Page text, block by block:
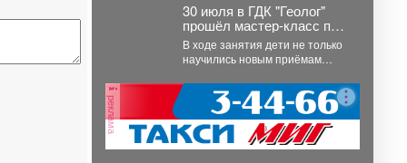
30 июля в ГДК "Геолог"
прошёл мастер-класс по
лепке из соленого теста.
В ходе занятия дети не только
научились новым приёмам
опыт...
реклама